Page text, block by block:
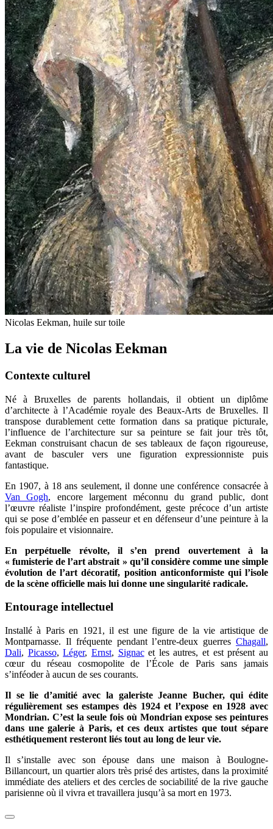
Nicolas Eekman, huile sur toile
La vie de Nicolas Eekman
Contexte culturel
Né à Bruxelles de parents hollandais, il obtient un diplôme
d’architecte à l’Académie royale des Beaux-Arts de Bruxelles. Il
transpose durablement cette formation dans sa pratique picturale,
l’influence de l’architecture sur sa peinture se fait jour très tôt,
Eekman construisant chacun de ses tableaux de façon rigoureuse,
avant de basculer vers une figuration expressionniste puis
fantastique.
En 1907, à 18 ans seulement, il donne une conférence consacrée à
Van Gogh, encore largement méconnu du grand public, dont
l’œuvre réaliste l’inspire profondément, geste précoce d’un artiste
qui se pose d’emblée en passeur et en défenseur d’une peinture à la
fois populaire et visionnaire.
En perpétuelle révolte, il s’en prend ouvertement à la
« fumisterie de l’art abstrait » qu’il considère comme une simple
évolution de l’art décoratif, position anticonformiste qui l’isole
de la scène officielle mais lui donne une singularité radicale.
Entourage intellectuel
Installé à Paris en 1921, il est une figure de la vie artistique de
Montparnasse. Il fréquente pendant l’entre-deux guerres Chagall,
Dali, Picasso,Léger, Ernst, Signacet les autres, et est présent au
cœur du réseau cosmopolite de l’École de Paris sans jamais
s’inféoder à aucun de ses courants.
Il se lie d’amitié avec la galeriste Jeanne Bucher, qui édite
régulièrement ses estampes dès 1924 et l’expose en 1928 avec
Mondrian. C’est la seule fois où Mondrian expose ses peintures
dans une galerie à Paris, et ces deux artistes que tout sépare
esthétiquement resteront liés tout au long de leur vie.
Il s’installe avec son épouse dans une maison à Boulogne-
Billancourt, un quartier alors très prisé des artistes, dans la proximité
immédiate des ateliers et des cercles de sociabilité de la rive gauche
parisienne où il vivra et travaillera jusqu’à sa mort en 1973.